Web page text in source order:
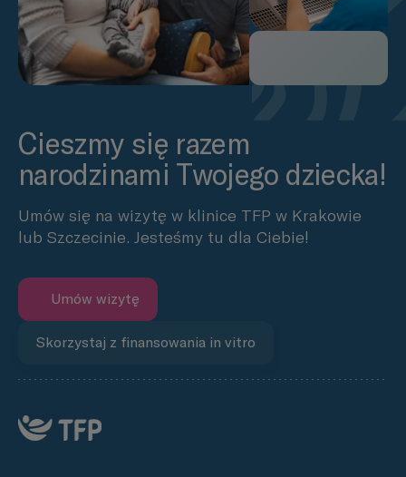
Cieszmy się razem
narodzinami Twojego dziecka!
Umów się na wizytę w klinice TFP w Krakowie
lub Szczecinie. Jesteśmy tu dla Ciebie!
Umów wizytę
Skorzystaj z finansowania in vitro